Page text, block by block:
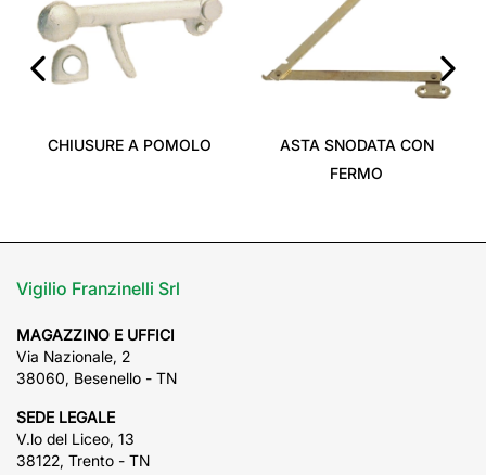
CHIUSURE A POMOLO
ASTA SNODATA CON
FERMO
Vigilio Franzinelli Srl
MAGAZZINO E UFFICI
Via Nazionale, 2
38060, Besenello - TN
SEDE LEGALE
V.lo del Liceo, 13
38122, Trento - TN